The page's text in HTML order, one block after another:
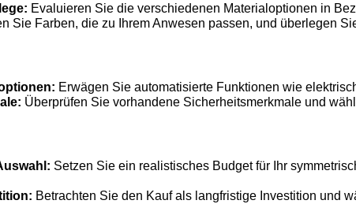
Evaluieren Sie die verschiedenen Materialoptionen in
Sie Farben, die zu Ihrem Anwesen passen, und überlegen
Erwägen Sie automatisierte Funktionen wie
Überprüfen Sie vorhandene Sicherheitsmerkmale und
Setzen Sie ein realistisches Budget für Ihr
Betrachten Sie den Kauf als langfristige Investition und